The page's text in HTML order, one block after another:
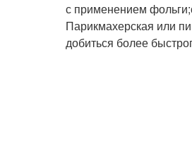
с применением
Парикмахерская или
добиться более